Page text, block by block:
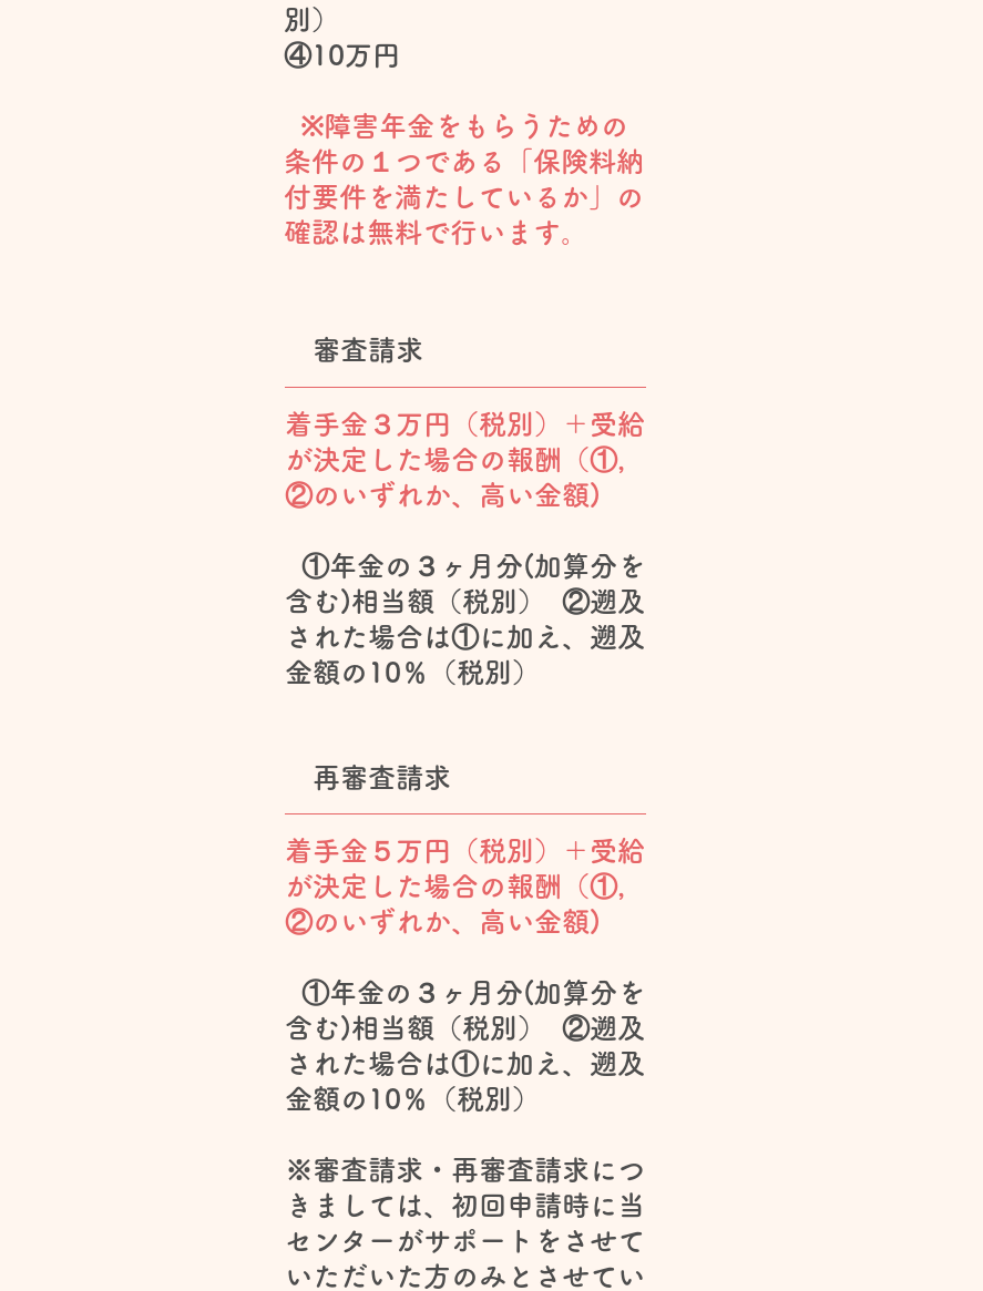
別）
④10万円
※障害年金をもらうための
条件の１つである「保険料納
付要件を満たしているか」の
確認は無料で行います。
審査請求
着手金３万円（税別）＋受給
が決定した場合の報酬（①，
②のいずれか、高い金額)
①年金の３ヶ月分(加算分を
含む)相当額（税別） ②遡及
された場合は①に加え、遡及
金額の10％（税別）
再審査請求
着手金５万円（税別）＋受給
が決定した場合の報酬（①，
②のいずれか、高い金額)
①年金の３ヶ月分(加算分を
含む)相当額（税別） ②遡及
された場合は①に加え、遡及
金額の10％（税別）
※審査請求・再審査請求につ
きましては、初回申請時に当
センターがサポートをさせて
いただいた方のみとさせてい